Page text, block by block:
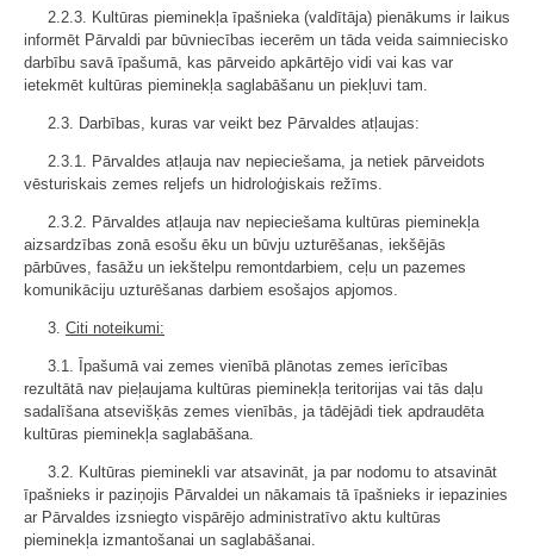
2.2.3. Kultūras pieminekļa īpašnieka (valdītāja) pienākums ir laikus
informēt Pārvaldi par būvniecības iecerēm un tāda veida saimniecisko
darbību savā īpašumā, kas pārveido apkārtējo vidi vai kas var
ietekmēt kultūras pieminekļa saglabāšanu un piekļuvi tam.
2.3. Darbības, kuras var veikt bez Pārvaldes atļaujas:
2.3.1. Pārvaldes atļauja nav nepieciešama, ja netiek pārveidots
vēsturiskais zemes reljefs un hidroloģiskais režīms.
2.3.2. Pārvaldes atļauja nav nepieciešama kultūras pieminekļa
aizsardzības zonā esošu ēku un būvju uzturēšanas, iekšējās
pārbūves, fasāžu un iekštelpu remontdarbiem, ceļu un pazemes
komunikāciju uzturēšanas darbiem esošajos apjomos.
3. Citi noteikumi:
3.1. Īpašumā vai zemes vienībā plānotas zemes ierīcības
rezultātā nav pieļaujama kultūras pieminekļa teritorijas vai tās daļu
sadalīšana atsevišķās zemes vienībās, ja tādējādi tiek apdraudēta
kultūras pieminekļa saglabāšana.
3.2. Kultūras pieminekli var atsavināt, ja par nodomu to atsavināt
īpašnieks ir paziņojis Pārvaldei un nākamais tā īpašnieks ir iepazinies
ar Pārvaldes izsniegto vispārējo administratīvo aktu kultūras
pieminekļa izmantošanai un saglabāšanai.